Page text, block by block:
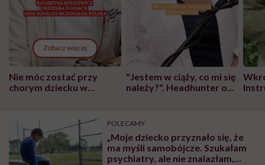
Zobacz więcej
Nie móc zostać przy
chorym dziecku w
może chyba tylko
głupota i brak
wyobraźni"
"Jestem w ciąży, co mi się
należy?". Headhunter o
pracy
POLECAMY
„Moje dziecko przyznało się, że
ma myśli samobójcze. Szukałam
psychiatry, ale nie znalazłam,